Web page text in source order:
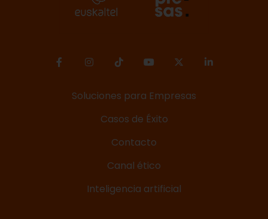
Soluciones para Empresas
Casos de Éxito
Contacto
Canal ético
Inteligencia artificial